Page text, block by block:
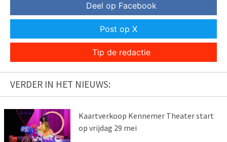
Deel op Facebook
Post op X
Tip de redactie
VERDER IN HET NIEUWS:
Kaartverkoop Kennemer Theater start
op vrijdag 29 mei